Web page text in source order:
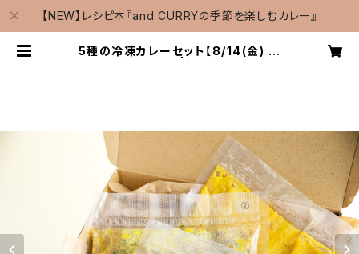
【NEW】レシピ本『and CURRYの季節を楽しむカレー』
5種の冷凍カレーセット【8/14(金) 発